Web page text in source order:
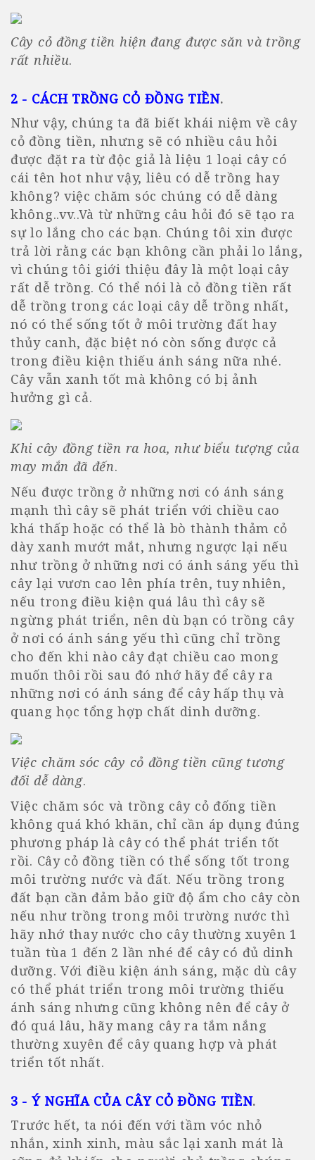
Cây cỏ đồng tiền hiện đang được săn và trồng
rất nhiều.
2 - CÁCH TRỒNG CỎ ĐỒNG TIỀN.
Như vậy, chúng ta đã biết khái niệm về cây
cỏ đồng tiền, nhưng sẽ có nhiều câu hỏi
được đặt ra từ độc giả là liệu 1 loại cây có
cái tên hot như vậy, liêu có dễ trồng hay
không? việc chăm sóc chúng có dễ dàng
không..vv..Và từ những câu hỏi đó sẽ tạo ra
sự lo lắng cho các bạn. Chúng tôi xin được
trả lời rằng các bạn không cần phải lo lắng,
vì chúng tôi giới thiệu đây là một loại cây
rất dễ trồng. Có thể nói là cỏ đồng tiền rất
dễ trồng trong các loại cây dễ trồng nhất,
nó có thể sống tốt ở môi trường đất hay
thủy canh, đặc biệt nó còn sống được cả
trong điều kiện thiếu ánh sáng nữa nhé.
Cây vẫn xanh tốt mà không có bị ảnh
hưởng gì cả.
Khi cây đồng tiền ra hoa, như biểu tượng của
may mắn đã đến.
Nếu được trồng ở những nơi có ánh sáng
mạnh thì cây sẽ phát triển với chiều cao
khá thấp hoặc có thể là bò thành thảm cỏ
dày xanh mướt mắt, nhưng ngược lại nếu
như trồng ở những nơi có ánh sáng yếu thì
cây lại vươn cao lên phía trên, tuy nhiên,
nếu trong điều kiện quá lâu thì cây sẽ
ngừng phát triển, nên dù bạn có trồng cây
ở nơi có ánh sáng yếu thì cũng chỉ trồng
cho đến khi nào cây đạt chiều cao mong
muốn thôi rồi sau đó nhớ hãy để cây ra
những nơi có ánh sáng để cây hấp thụ và
quang học tổng hợp chất dinh dưỡng.
Việc chăm sóc cây cỏ đồng tiền cũng tương
đối dễ dàng.
Việc chăm sóc và trồng cây cỏ đống tiền
không quá khó khăn, chỉ cần áp dụng đúng
phương pháp là cây có thể phát triển tốt
rồi. Cây cỏ đồng tiền có thể sống tốt trong
môi trường nước và đất. Nếu trồng trong
đất bạn cần đảm bảo giữ độ ẩm cho cây còn
nếu như trồng trong môi trường nước thì
hãy nhớ thay nước cho cây thường xuyên 1
tuần tùa 1 đến 2 lần nhé để cây có đủ dinh
dưỡng. Với điều kiện ánh sáng, mặc dù cây
có thể phát triển trong môi trường thiếu
ánh sáng nhưng cũng không nên để cây ở
đó quá lâu, hãy mang cây ra tắm nắng
thường xuyên để cây quang hợp và phát
triển tốt nhất.
3 - Ý NGHĨA CỦA CÂY CỎ ĐỒNG TIỀN.
Trước hết, ta nói đến với tầm vóc nhỏ
nhắn, xinh xinh, màu sắc lại xanh mát là